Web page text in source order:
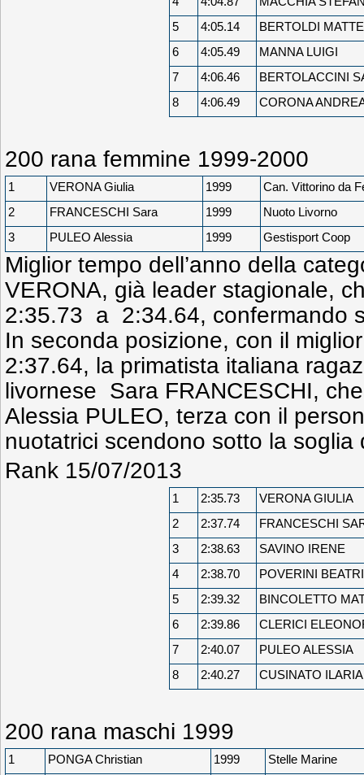
5
4:05.14
BERTOLDI
6
4:05.49
MANNA LUIGI
7
4:06.46
BERTOLACCINI
8
4:06.49 CORONA
200 rana femmine 1999-2000
1 VERONA Giulia 1999
Can. Vittorino da
2
FRANCESCHI Sara 1999
Nuoto Livorno
3
PULEO Alessia 1999 Gestisport Coop
Miglior tempo dell’anno della
VERONA, già leader stagionale,
2:35.73 a 2:34.64, confermando
In seconda posizione, con il
2:37.64, la primatista italiana
livornese Sara FRANCESCHI,
Alessia PULEO, terza con il
nuotatrici scendono sotto la soglia
Rank 15/07/2013
1 2:35.73
VERONA GIULIA
2
2:37.74
FRANCESCHI
3
2:38.63
SAVINO IRENE
4
2:38.70
POVERINI
5
2:39.32
BINCOLETTO
6
2:39.86
CLERICI
7
2:40.07
PULEO ALESSIA
8
2:40.27 CUSINATO ILARIA
200 rana maschi 1999
1 PONGA Christian 1999
Stelle Marine